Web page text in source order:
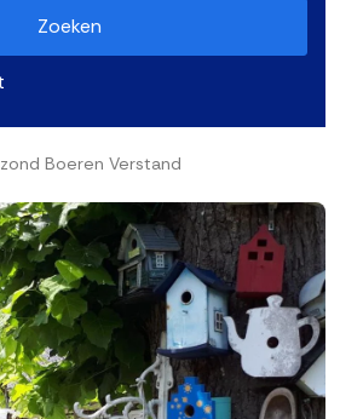
Zoeken
Boeren Verstand